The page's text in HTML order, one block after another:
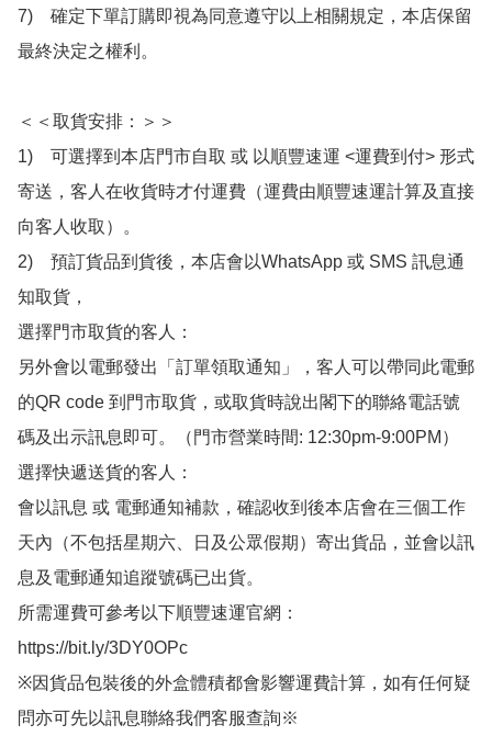
7)　確定下單訂購即視為同意遵守以上相關規定，本店保留
最終決定之權利。
＜＜取貨安排：＞＞
1)　可選擇到本店門市自取 或 以順豐速運 <運費到付> 形式
寄送，客人在收貨時才付運費（運費由順豐速運計算及直接
向客人收取）。
2)　預訂貨品到貨後，本店會以WhatsApp 或 SMS 訊息通
知取貨，
選擇門市取貨的客人：
另外會以電郵發出「訂單領取通知」，客人可以帶同此電郵
的QR code 到門市取貨，或取貨時說出閣下的聯絡電話號
碼及出示訊息即可。（門市營業時間: 12:30pm-9:00PM）
選擇快遞送貨的客人：
會以訊息 或 電郵通知補款，確認收到後本店會在三個工作
天內（不包括星期六、日及公眾假期）寄出貨品，並會以訊
息及電郵通知追蹤號碼已出貨。
所需運費可參考以下順豐速運官網：
https://bit.ly/3DY0OPc
※因貨品包裝後的外盒體積都會影響運費計算，如有任何疑
問亦可先以訊息聯絡我們客服查詢※